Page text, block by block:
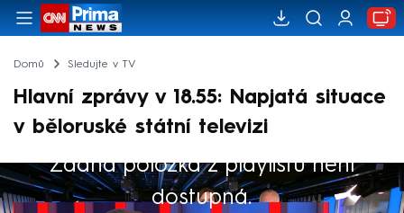
Domů Sledujte v TV
Hlavní zprávy v 18.55: Napjatá situace
v běloruské státní televizi
Žádná položka z playlistu není
dostupná.
Výběr redakce